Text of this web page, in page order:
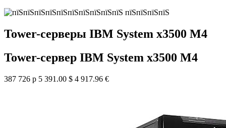
Tower-серверы IBM System x3500 M4
Tower-сервер IBM System x3500 M4
387 726 р 5 391.00 $ 4 917.96 €